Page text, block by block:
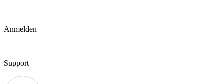
Anmelden
Support